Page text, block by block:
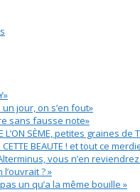
un jour, on s’en fout»
sans fausse note»
L’ON SÈME, petites graines de
BEAUTE ! et tout ce
vous n’en
l’ouvrait ? »
un qu’a la même bouille »